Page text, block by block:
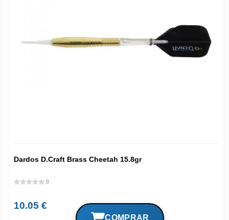
Dardos D.Craft Brass Cheetah 15.8gr
0
10.05 €